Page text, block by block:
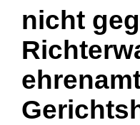
nicht